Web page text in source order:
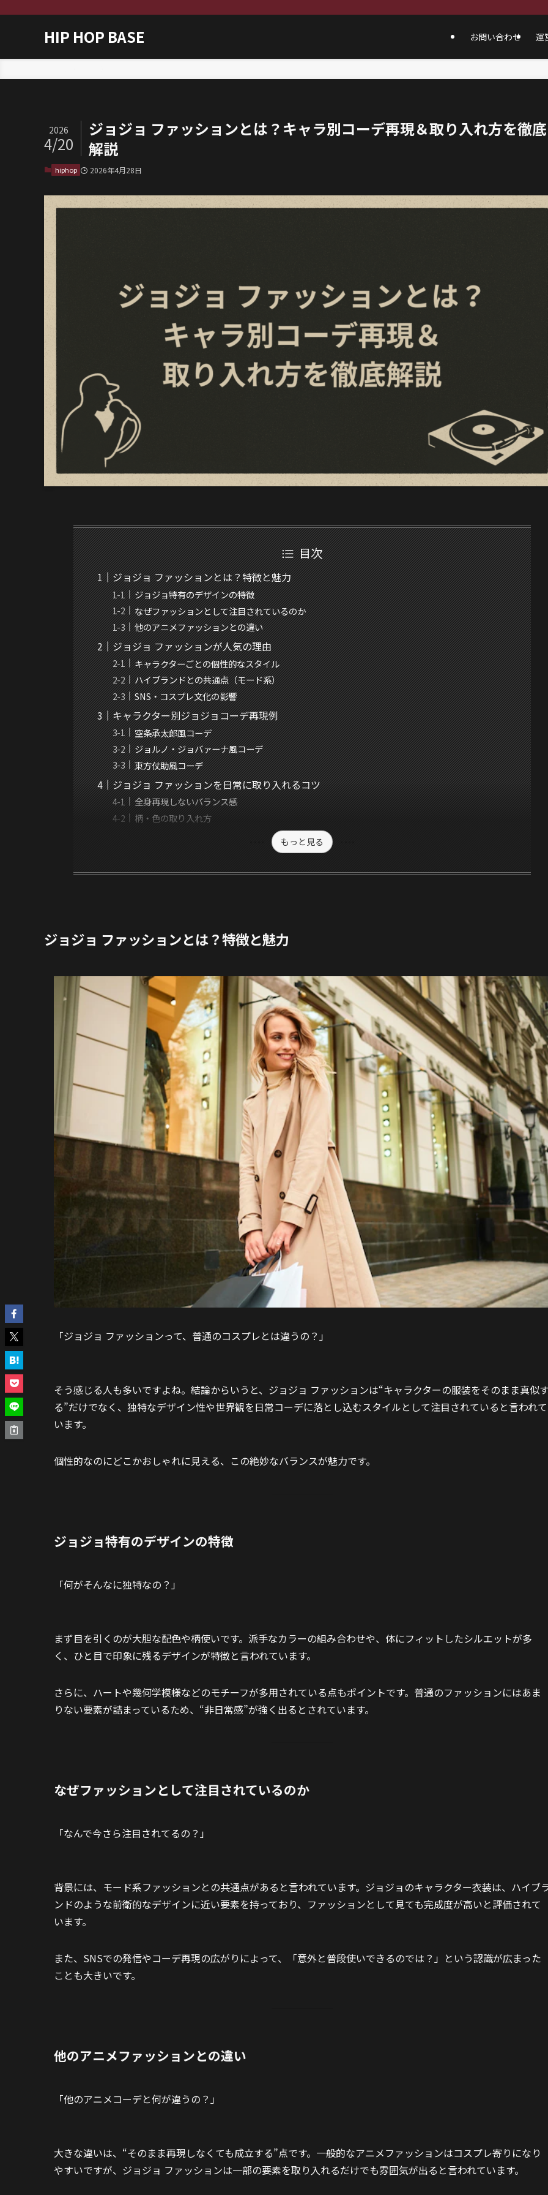
HIP HOP BASE お問い合わせ 運
ジョジョ ファッションとは？キャラ別コーデ再現＆取り入れ方を徹底
解説
2026
4/20
hiphop 2026年4月28日
目次
ジョジョ ファッションとは？特徴と魅力
ジョジョ特有のデザインの特徴
なぜファッションとして注目されているのか
他のアニメファッションとの違い
ジョジョ ファッションが人気の理由
キャラクターごとの個性的なスタイル
ハイブランドとの共通点（モード系）
SNS・コスプレ文化の影響
キャラクター別ジョジョコーデ再現例
空条承太郎風コーデ
ジョルノ・ジョバァーナ風コーデ
東方仗助風コーデ
ジョジョ ファッションを日常に取り入れるコツ
全身再現しないバランス感
柄・色の取り入れ方
もっと見る
ジョジョ ファッションとは？特徴と魅力
「ジョジョ ファッションって、普通のコスプレとは違うの？」
そう感じる人も多いですよね。結論からいうと、ジョジョ ファッションは“キャラクターの服装をそのまま真似
る”だけでなく、独特なデザイン性や世界観を日常コーデに落とし込むスタイルとして注目されていると言われて
います。
個性的なのにどこかおしゃれに見える、この絶妙なバランスが魅力です。
ジョジョ特有のデザインの特徴
「何がそんなに独特なの？」
まず目を引くのが大胆な配色や柄使いです。派手なカラーの組み合わせや、体にフィットしたシルエットが多
く、ひと目で印象に残るデザインが特徴と言われています。
さらに、ハートや幾何学模様などのモチーフが多用されている点もポイントです。普通のファッションにはあま
りない要素が詰まっているため、“非日常感”が強く出るとされています。
なぜファッションとして注目されているのか
「なんで今さら注目されてるの？」
背景には、モード系ファッションとの共通点があると言われています。ジョジョのキャラクター衣装は、ハイブ
ンドのような前衛的なデザインに近い要素を持っており、ファッションとして見ても完成度が高いと評価されて
います。
また、SNSでの発信やコーデ再現の広がりによって、「意外と普段使いできるのでは？」という認識が広まった
ことも大きいです。
他のアニメファッションとの違い
「他のアニメコーデと何が違うの？」
大きな違いは、“そのまま再現しなくても成立する”点です。一般的なアニメファッションはコスプレ寄りになり
やすいですが、ジョジョ ファッションは一部の要素を取り入れるだけでも雰囲気が出ると言われています。